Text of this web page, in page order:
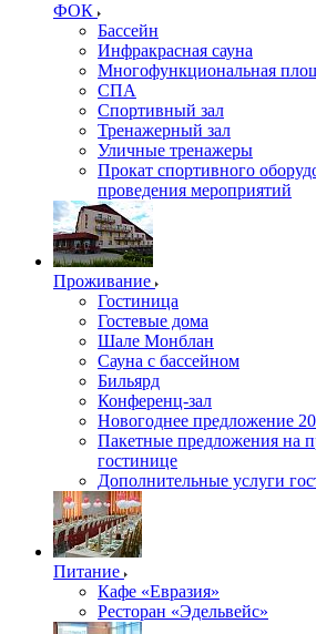
ФОК
Бассейн
Инфракрасная сауна
Многофункциональная
СПА
Спортивный зал
Тренажерный зал
Уличные тренажеры
Прокат спортивного
проведения мероприятий
Проживание
Гостиница
Гостевые дома
Шале Монблан
Сауна с бассейном
Бильярд
Конференц-зал
Новогоднее предложение
Пакетные предложения на
гостинице
Дополнительные услуги
Питание
Кафе «Евразия»
Ресторан «Эдельвейс»